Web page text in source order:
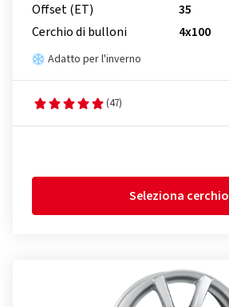
Offset (ET)
35
Cerchio di bulloni
4x100
Adatto per l'inverno
(47)
Seleziona cerchio